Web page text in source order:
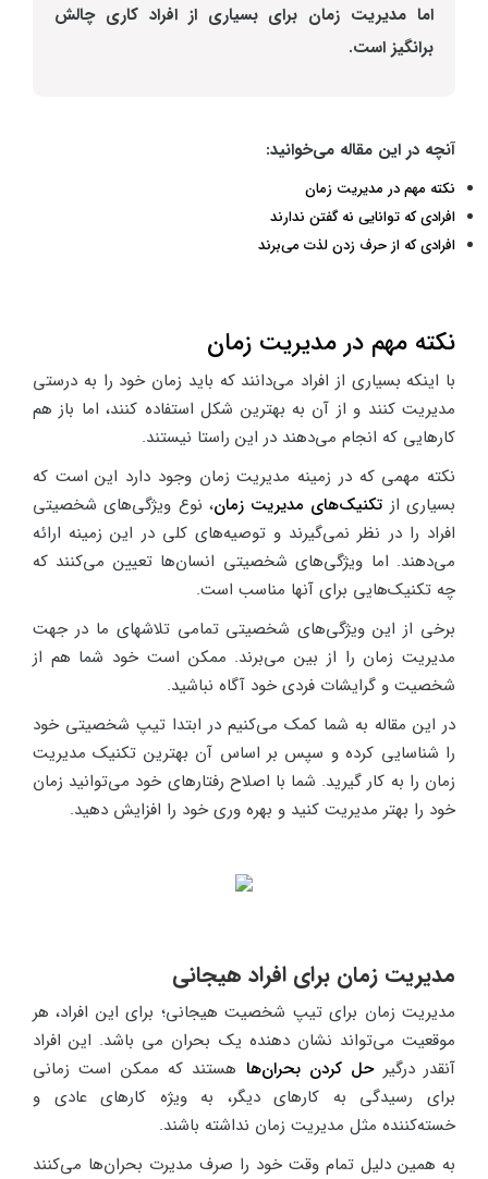
اما مدیریت زمان برای بسیاری از افراد کاری چالش
برانگیز است.
آنچه در این مقاله می‌خوانید:
نکته مهم در مدیریت زمان
افرادی که توانایی نه گفتن ندارند
افرادی که از حرف زدن لذت می‌برند
نکته مهم در مدیریت زمان
با اینکه بسیاری از افراد می‌دانند که باید زمان خود را به درستی
مدیریت کنند و از آن به بهترین شکل استفاده کنند، اما باز هم
کارهایی که انجام می‌دهند در این راستا نیستند.
نکته مهمی که در زمینه مدیریت زمان وجود دارد این است که
بسیاری از تکنیک‌های مدیریت زمان، نوع ویژگی‌های شخصیتی
افراد را در نظر نمی‌گیرند و توصیه‌های کلی در این زمینه ارائه
می‌دهند. اما ویژگی‌های شخصیتی انسان‌ها تعیین می‌کنند که
چه تکنیک‌هایی برای آنها مناسب است.
برخی از این ویژگی‌های شخصیتی تمامی تلاشهای ما در جهت
مدیریت زمان را از بین می‌برند. ممکن است خود شما هم از
شخصیت و گرایشات فردی خود آگاه نباشید.
در این مقاله به شما کمک می‌کنیم در ابتدا تیپ شخصیتی خود
را شناسایی کرده و سپس بر اساس آن بهترین تکنیک مدیریت
زمان را به کار گیرید. شما با اصلاح رفتارهای خود می‌توانید زمان
خود را بهتر مدیریت کنید و بهره وری خود را افزایش دهید.
مدیریت زمان برای افراد هیجانی
مدیریت زمان برای تیپ شخصیت هیجانی؛ برای این افراد، هر
موقعیت می‌تواند نشان دهنده یک بحران می باشد. این افراد
آنقدر درگیر حل کردن بحران‌ها هستند که ممکن است زمانی
برای رسیدگی به کارهای دیگر، به ویژه کارهای عادی و
خسته‌کننده مثل مدیریت زمان نداشته باشند.
به همین دلیل تمام وقت خود را صرف مدیرت بحران‌ها می‌کنند